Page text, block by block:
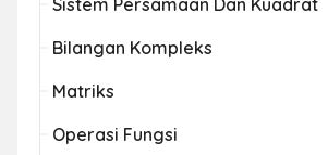
Sistem Persamaan Dan Kuadrat
Bilangan Kompleks
Matriks
Operasi Fungsi